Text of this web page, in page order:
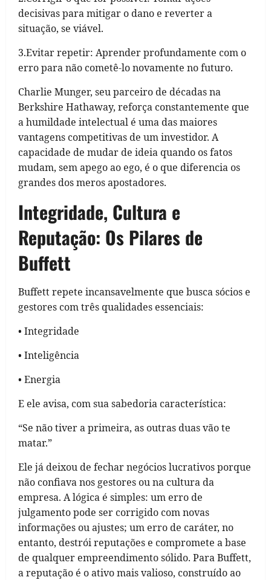
decisivas para mitigar o dano e reverter a
situação, se viável.
3.Evitar repetir: Aprender profundamente com o
erro para não cometê-lo novamente no futuro.
Charlie Munger, seu parceiro de décadas na
Berkshire Hathaway, reforça constantemente que
a humildade intelectual é uma das maiores
vantagens competitivas de um investidor. A
capacidade de mudar de ideia quando os fatos
mudam, sem apego ao ego, é o que diferencia os
grandes dos meros apostadores.
Integridade, Cultura e
Reputação: Os Pilares de
Buffett
Buffett repete incansavelmente que busca sócios e
gestores com três qualidades essenciais:
• Integridade
• Inteligência
• Energia
E ele avisa, com sua sabedoria característica:
“Se não tiver a primeira, as outras duas vão te
matar.”
Ele já deixou de fechar negócios lucrativos porque
não confiava nos gestores ou na cultura da
empresa. A lógica é simples: um erro de
julgamento pode ser corrigido com novas
informações ou ajustes; um erro de caráter, no
entanto, destrói reputações e compromete a base
de qualquer empreendimento sólido. Para Buffett,
a reputação é o ativo mais valioso, construído ao